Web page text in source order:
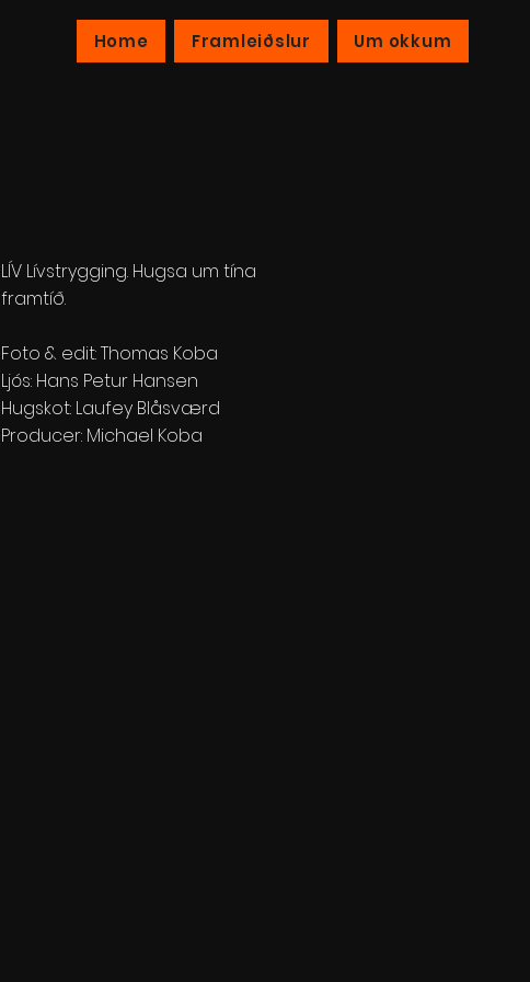
Home Framleiðslur Um okkum
LÍV Lívstrygging. Hugsa um tína
framtíð.
Foto & edit: Thomas Koba
Ljós: Hans Petur Hansen
Hugskot: Laufey Blåsværd
Producer: Michael Koba